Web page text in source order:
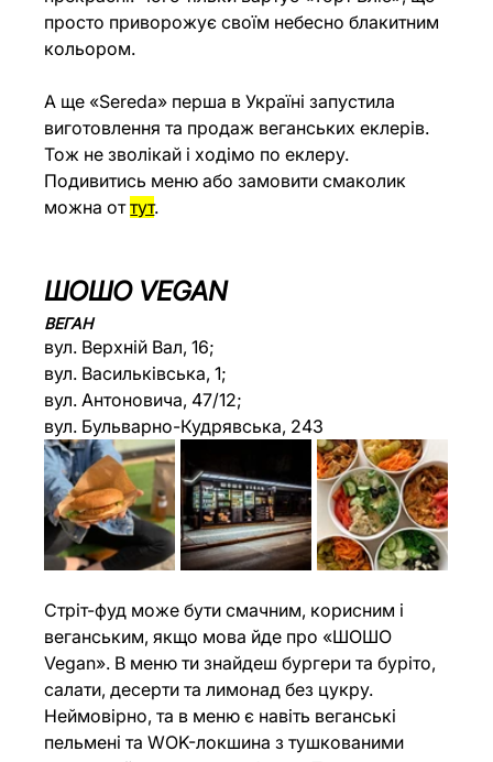
просто приворожує своїм небесно блакитним
кольором.
А ще «Sereda» перша в Україні запустила
виготовлення та продаж веганських еклерів.
Тож не зволікай і ходімо по еклеру.
Подивитись меню або замовити смаколик
можна от тут.
ШОШО VEGAN
ВЕГАН
вул. Верхній Вал, 16;
вул. Васильківська, 1;
вул. Антоновича, 47/12;
вул. Бульварно-Кудрявська, 24З
Стріт-фуд може бути смачним, корисним і
веганським, якщо мова йде про «ШОШО
Vegan». В меню ти знайдеш бургери та буріто,
салати, десерти та лимонад без цукру.
Неймовірно, та в меню є навіть веганські
пельмені та WOK-локшина з тушкованими